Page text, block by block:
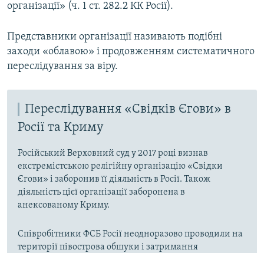
організації» (ч. 1 ст. 282.2 КК Росії).
Представники організації називають подібні
заходи «облавою» і продовженням систематичного
переслідування за віру.
Переслідування «Свідків Єгови» в
Росії та Криму
Російський Верховний суд у 2017 році визнав
екстремістською релігійну організацію «Свідки
Єгови» і заборонив її діяльність в Росії. Також
діяльність цієї організації заборонена в
анексованому Криму.
Співробітники ФСБ Росії неодноразово проводили на
території півострова обшуки і затримання